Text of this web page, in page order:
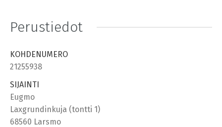
Perustiedot
KOHDENUMERO
21255938
SIJAINTI
Eugmo
Laxgrundinkuja (tontti 1)
68560 Larsmo